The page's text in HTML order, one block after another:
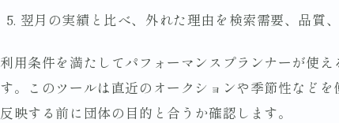
翌月の実績と比べ、外れた理由を検索需要、品質
利用条件を満たしてパフォーマンスプランナーが使
す。このツールは直近のオークションや季節性など
反映する前に団体の目的と合うか確認します。